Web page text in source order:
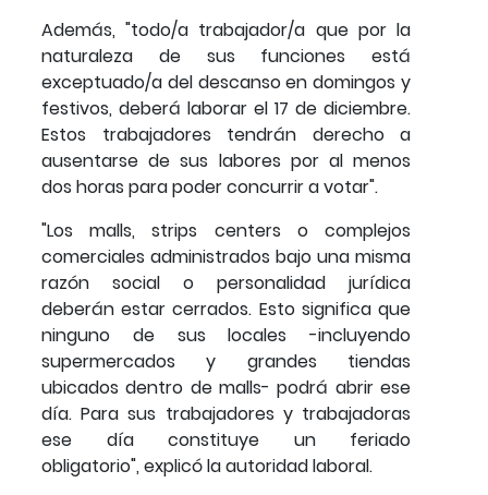
Además, "todo/a trabajador/a que por la
naturaleza de sus funciones está
exceptuado/a del descanso en domingos y
festivos, deberá laborar el 17 de diciembre.
Estos trabajadores tendrán derecho a
ausentarse de sus labores por al menos
dos horas para poder concurrir a votar".
"Los malls, strips centers o complejos
comerciales administrados bajo una misma
razón social o personalidad jurídica
deberán estar cerrados. Esto significa que
ninguno de sus locales -incluyendo
supermercados y grandes tiendas
ubicados dentro de malls- podrá abrir ese
día. Para sus trabajadores y trabajadoras
ese día constituye un feriado
obligatorio", explicó la autoridad laboral.